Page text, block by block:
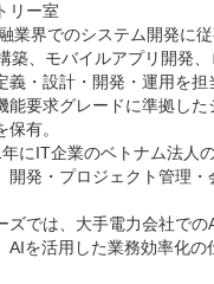
リー室
業界でのシステム開発に
築、モバイルアプリ開発
義・設計・開発・運用を担
能要求グレードに準拠した
有。
にIT企業のベトナム法人
開発・プロジェクト管理・
ズでは、大手電力会社での
AIを活用した業務効率化の